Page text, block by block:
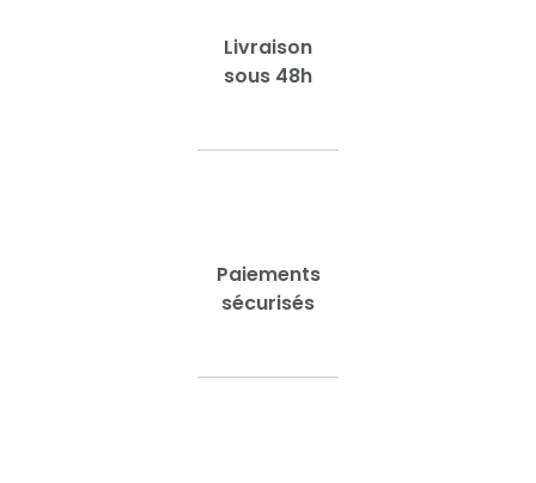
Livraison
sous 48h
Paiements
sécurisés